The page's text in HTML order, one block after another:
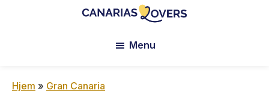
Lovers:
Gran
Canaria
blog
Menu
Hjem » Gran Canaria